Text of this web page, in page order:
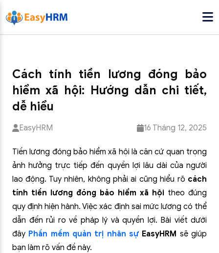
Cách tính tiền lương đóng bảo
hiểm xã hội: Hướng dẫn chi tiết,
dễ hiểu
EasyHRM 16 Tháng 12, 2025
Tiền lương đóng bảo hiểm xã hội là căn cứ quan trọng
ảnh hưởng trực tiếp đến quyền lợi lâu dài của người
lao động. Tuy nhiên, không phải ai cũng hiểu rõ cách
tính tiền lương đóng bảo hiểm xã hội theo đúng
quy định hiện hành. Việc xác định sai mức lương có thể
dẫn đến rủi ro về pháp lý và quyền lợi. Bài viết dưới
đây Phần mềm quản trị nhân sự EasyHRM sẽ giúp
bạn làm rõ vấn đề này.